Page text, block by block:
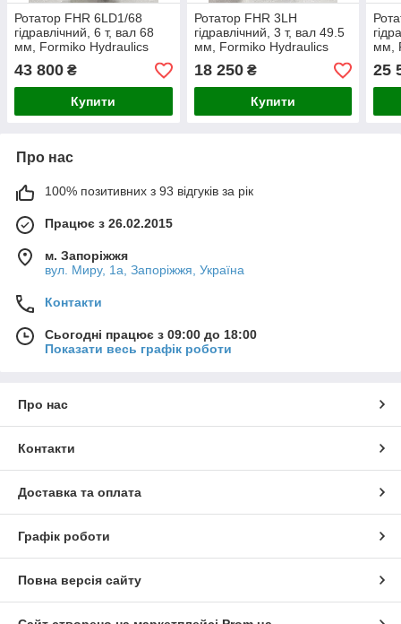
Ротатор FHR 6LD1/68
гідравлічний, 6 т, вал 68
мм, Formiko Hydraulics
43 800 ₴
Купити
Ротатор FHR 3LH
гідравлічний, 3 т, вал 49.5
мм, Formiko Hydraulics
18 250₴
Купити
мм,
25
Про нас
100% позитивних з 93 відгуків за рік
Працює з 26.02.2015
м. Запоріжжя
вул. Миру, 1а, Запоріжжя, Україна
Контакти
Сьогодні працює з 09:00 до 18:00
Показати весь графік роботи
Про нас
Контакти
Доставка та оплата
Графік роботи
Повна версія сайту